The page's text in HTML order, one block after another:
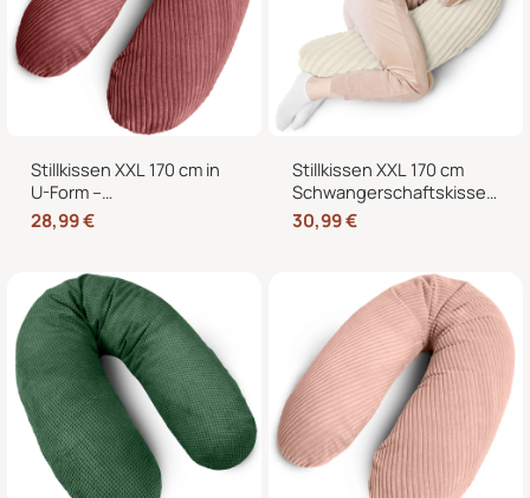
Stillkissen XXL 170 cm in
U-Form –
Schwangerschaftskissen,
Seitenschläferkissen und
Bezug
28,99€
Stillkissen XXL 170 cm
Schwangerschaftskissen
Seitenschläferkissen U-
Form – Lagerungskissen
abnehmbarem Bezug
30,99€